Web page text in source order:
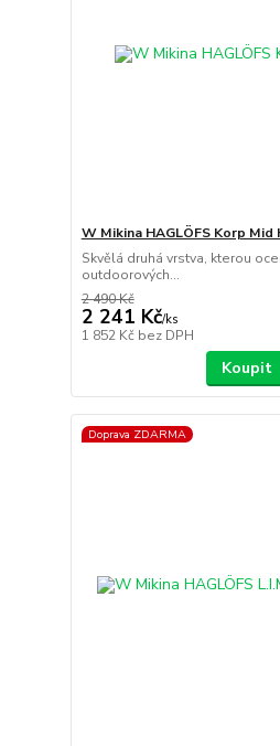
W Mikina HAGLÖFS Korp Mid
Skvělá druhá vrstva, kterou
outdoorových...
2 490 Kč
2 241 Kč/ks
1 852 Kč bez DPH
Koupit
Doprava ZDARMA